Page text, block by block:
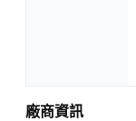
廠商資訊